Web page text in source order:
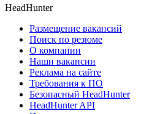
HeadHunter
Размещение вакансий
Поиск по резюме
О компании
Наши вакансии
Реклама на сайте
Требования к ПО
Безопасный HeadHunter
HeadHunter API